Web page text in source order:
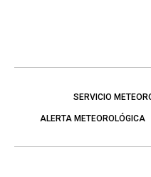
SERVICIO
ALERTA METEOROLÓGICA